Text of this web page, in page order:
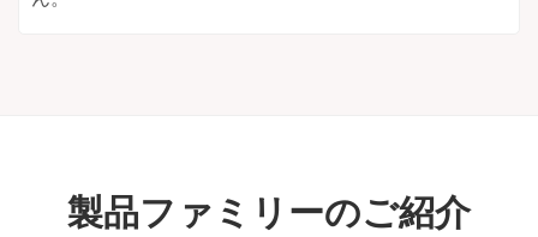
製品ファミリーのご紹介